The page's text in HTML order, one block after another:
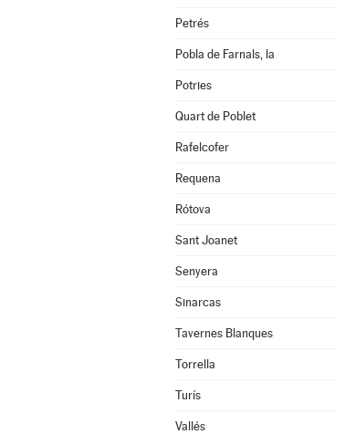
Petrés
Pobla de Farnals, la
Potries
Quart de Poblet
Rafelcofer
Requena
Rótova
Sant Joanet
Senyera
Sinarcas
Tavernes Blanques
Torrella
Turís
Vallés